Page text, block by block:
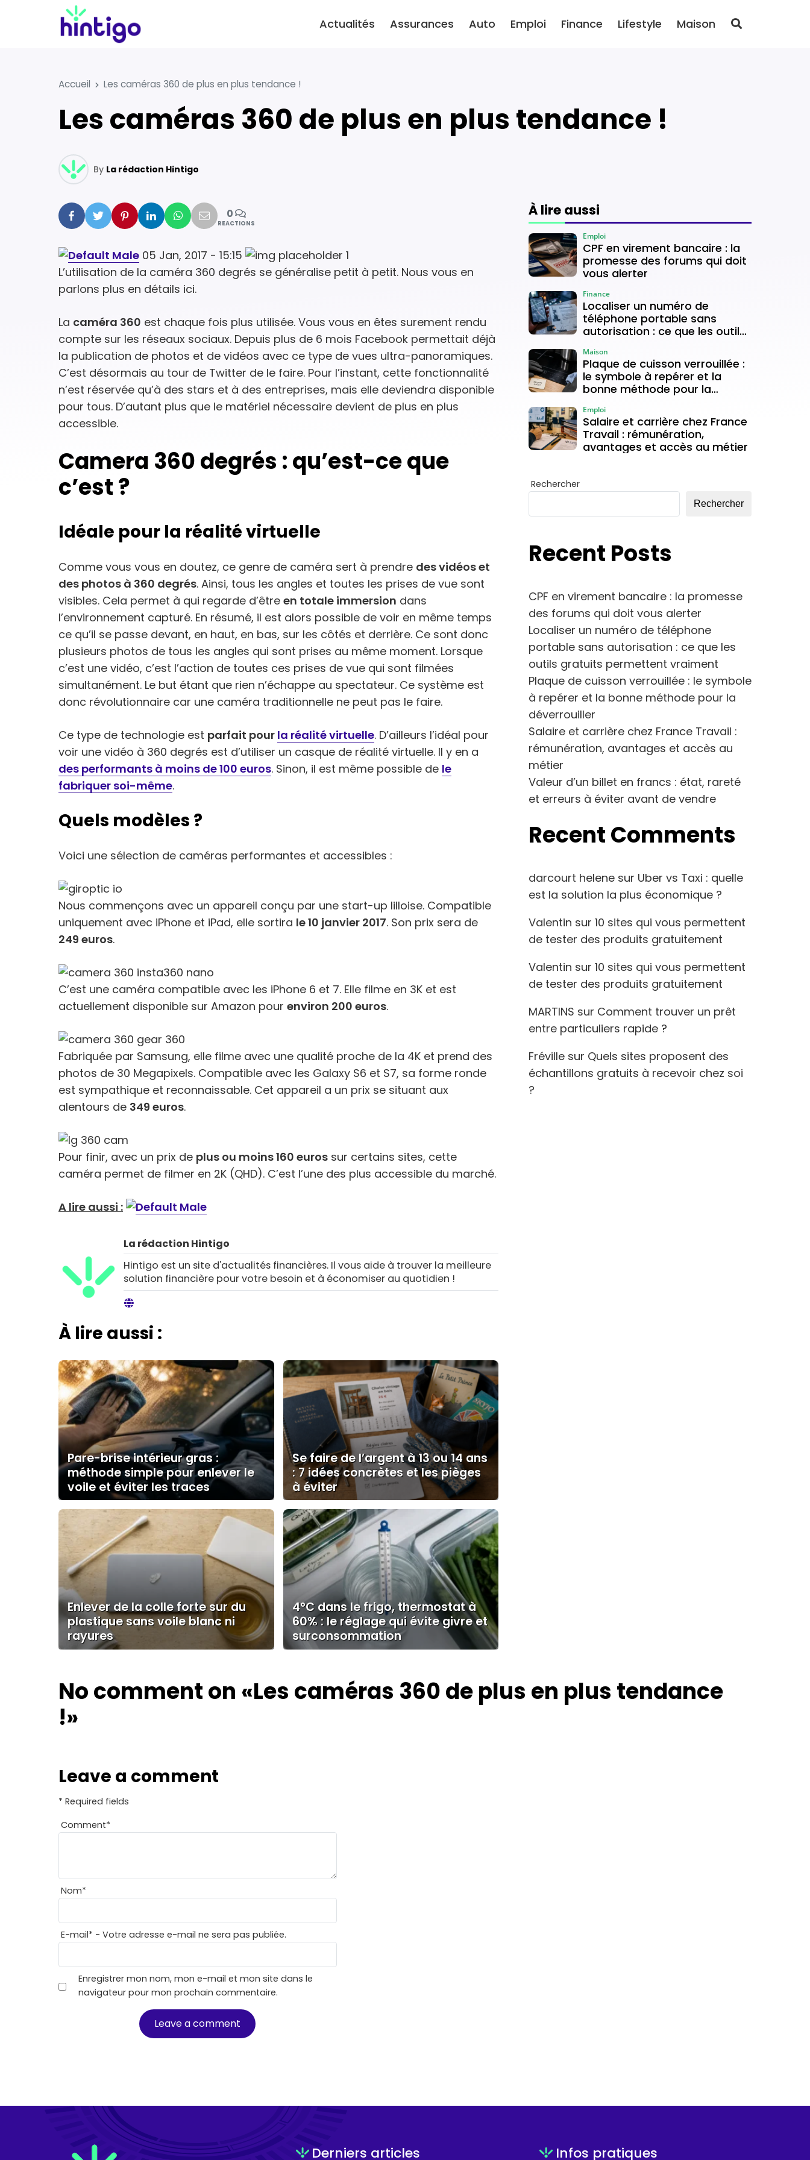
Actualités Assurances Auto Emploi Finance Lifestyle Maison
Accueil Les caméras 360 de plus en plus tendance !
Les caméras 360 de plus en plus tendance !
By La rédaction Hintigo
Facebook
Twitter PinterestLinkedinWhatsapp
Mail0
REACTIONS
05 Jan, 2017 - 15:15
L’utilisation de la caméra 360 degrés se généralise petit à petit. Nous vous en
parlons plus en détails ici.
La caméra 360 est chaque fois plus utilisée. Vous vous en êtes surement rendu
compte sur les réseaux sociaux. Depuis plus de 6 mois Facebook permettait déjà
la publication de photos et de vidéos avec ce type de vues ultra-panoramiques.
C’est désormais au tour de Twitter de le faire. Pour l’instant, cette fonctionnalité
n’est réservée qu’à des stars et à des entreprises, mais elle deviendra disponible
pour tous. D’autant plus que le matériel nécessaire devient de plus en plus
accessible.
Camera 360 degrés : qu’est-ce que
c’est ?
Idéale pour la réalité virtuelle
Comme vous vous en doutez, ce genre de caméra sert à prendre des vidéos et
des photos à 360 degrés. Ainsi, tous les angles et toutes les prises de vue sont
visibles. Cela permet à qui regarde d’être en totale immersion dans
l’environnement capturé. En résumé, il est alors possible de voir en même temps
ce qu’il se passe devant, en haut, en bas, sur les côtés et derrière. Ce sont donc
plusieurs photos de tous les angles qui sont prises au même moment. Lorsque
c’est une vidéo, c’est l’action de toutes ces prises de vue qui sont filmées
simultanément. Le but étant que rien n’échappe au spectateur. Ce système est
donc révolutionnaire car une caméra traditionnelle ne peut pas le faire.
Ce type de technologie est parfait pour la réalité virtuelle. D’ailleurs l’idéal pour
voir une vidéo à 360 degrés est d’utiliser un casque de réalité virtuelle. Il y en a
des performants à moins de 100 euros. Sinon, il est même possible de le
fabriquer soi-même.
Quels modèles ?
Voici une sélection de caméras performantes et accessibles :
Nous commençons avec un appareil conçu par une start-up lilloise. Compatible
uniquement avec iPhone et iPad, elle sortira le 10 janvier 2017. Son prix sera de
249 euros.
C’est une caméra compatible avec les iPhone 6 et 7. Elle filme en 3K et est
actuellement disponible sur Amazon pour environ 200 euros.
Fabriquée par Samsung, elle filme avec une qualité proche de la 4K et prend des
photos de 30 Megapixels. Compatible avec les Galaxy S6 et S7, sa forme ronde
est sympathique et reconnaissable. Cet appareil a un prix se situant aux
alentours de 349 euros.
Pour finir, avec un prix de plus ou moins 160 euros sur certains sites, cette
caméra permet de filmer en 2K (QHD). C’est l’une des plus accessible du marché.
A lire aussi :
La rédaction Hintigo
Hintigo est un site d'actualités financières. Il vous aide à trouver la meilleure
solution financière pour votre besoin et à économiser au quotidien !
À lire aussi :
Pare-brise intérieur gras :
méthode simple pour enlever le
voile et éviter les traces
Se faire de l’argent à 13 ou 14 ans
: 7 idées concrètes et les pièges
à éviter
Enlever de la colle forte sur du
plastique sans voile blanc ni
rayures
4°C dans le frigo, thermostat à
60% : le réglage qui évite givre et
surconsommation
À lire aussi
CPF en virement bancaire : la
promesse des forums qui doit
vous alerter
Emploi
Localiser un numéro de
téléphone portable sans
autorisation : ce que les outils
Finance
Plaque de cuisson verrouillée :
le symbole à repérer et la
bonne méthode pour la
Maison
Salaire et carrière chez France
Travail : rémunération,
avantages et accès au métier
Emploi
Rechercher
Rechercher
Recent Posts
CPF en virement bancaire : la promesse
des forums qui doit vous alerter
Localiser un numéro de téléphone
portable sans autorisation : ce que les
outils gratuits permettent vraiment
Plaque de cuisson verrouillée : le symbole
à repérer et la bonne méthode pour la
déverrouiller
Salaire et carrière chez France Travail :
rémunération, avantages et accès au
métier
Valeur d’un billet en francs : état, rareté
et erreurs à éviter avant de vendre
Recent Comments
darcourt helene sur Uber vs Taxi : quelle
est la solution la plus économique ?
Valentin sur 10 sites qui vous permettent
de tester des produits gratuitement
Valentin sur 10 sites qui vous permettent
de tester des produits gratuitement
MARTINS sur Comment trouver un prêt
entre particuliers rapide ?
Fréville sur Quels sites proposent des
échantillons gratuits à recevoir chez soi
?
No comment on «Les caméras 360 de plus en plus tendance
!»
Leave a comment
* Required fields
Comment*
Nom*
E-mail* - Votre adresse e-mail ne sera pas publiée.
Enregistrer mon nom, mon e-mail et mon site dans le
navigateur pour mon prochain commentaire.
Derniers articles Infos pratiques